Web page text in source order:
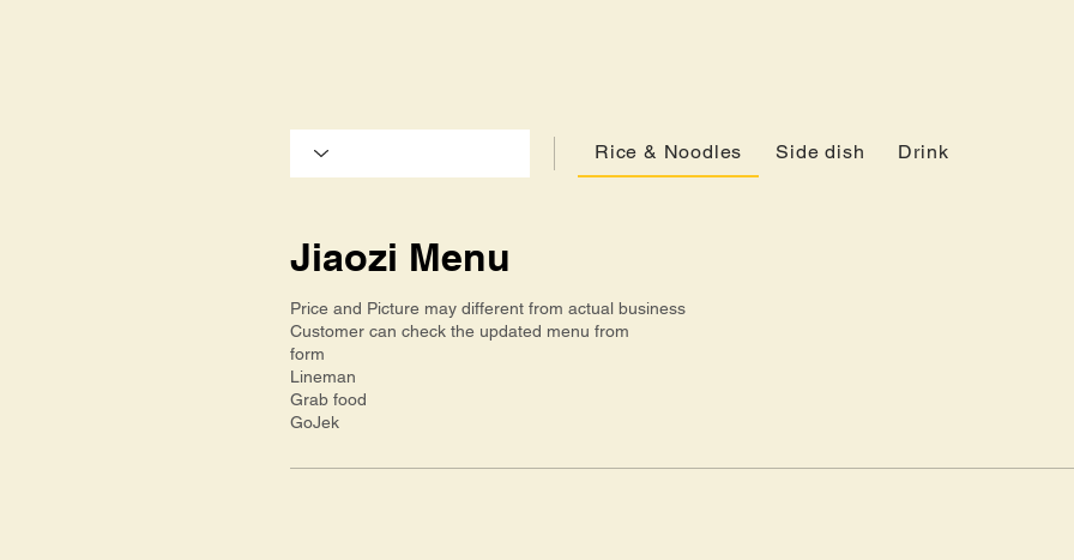
Jiaozi Menu
Price and Picture may different from actual business
Customer can check the updated menu from
form
Lineman
Grab food
GoJek
Rice & Noodles Side dish Drink